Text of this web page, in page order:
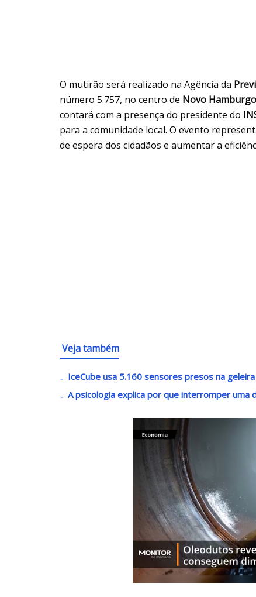
O mutirão será realizado na Agência da
número 5.757, no centro de Novo Hamburgo
contará com a presença do presidente do
para a comunidade local. O evento
de espera dos cidadãos e aumentar a
Veja também
IceCube usa 5.160 sensores presos na
A psicologia explica por que interromper uma